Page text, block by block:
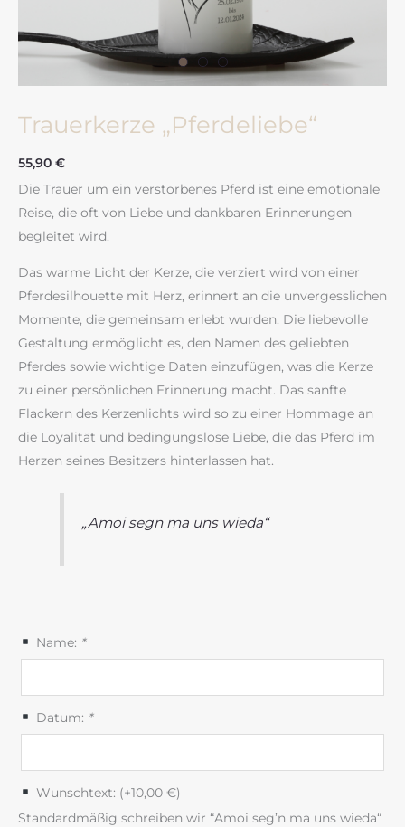
Trauerkerze „Pferdeliebe“
55,90 €
Die Trauer um ein verstorbenes Pferd ist eine emotionale
Reise, die oft von Liebe und dankbaren Erinnerungen
begleitet wird.
Das warme Licht der Kerze, die verziert wird von einer
Pferdesilhouette mit Herz, erinnert an die unvergesslichen
Momente, die gemeinsam erlebt wurden. Die liebevolle
Gestaltung ermöglicht es, den Namen des geliebten
Pferdes sowie wichtige Daten einzufügen, was die Kerze
zu einer persönlichen Erinnerung macht. Das sanfte
Flackern des Kerzenlichts wird so zu einer Hommage an
die Loyalität und bedingungslose Liebe, die das Pferd im
Herzen seines Besitzers hinterlassen hat.
„Amoi segn ma uns wieda“
Name: *
Datum: *
Wunschtext: (+10,00 €)
Standardmäßig schreiben wir “Amoi seg’n ma uns wieda“